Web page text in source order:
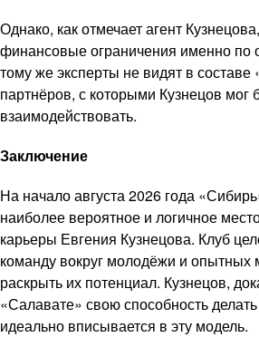
Однако, как отмечает агент
финансовые ограничения именно
тому же эксперты не видят в составе
партнёров, с которыми Кузнецов
взаимодействовать.
Заключение
На начало августа 2026 года
наиболее вероятное и логичное
карьеры Евгения Кузнецова. Клуб
команду вокруг молодёжи и опытных
раскрыть их потенциал. Кузнецов,
«Салавате» свою способность
идеально вписывается в эту модель.